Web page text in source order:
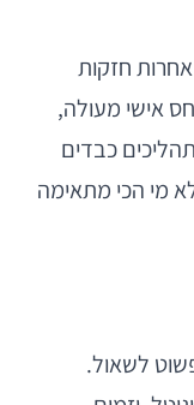
חזקות
אישי מעולה,
כבדים
מי הכי מתאימה
לשאול.